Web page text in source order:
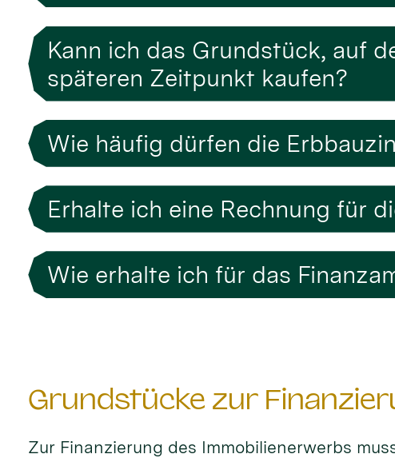
Kann ich das Grundstück, auf
späteren Zeitpunkt kaufen?
Wie häufig dürfen die
Erhalte ich eine Rechnung für
Wie erhalte ich für das
Grundstücke zur
Zur Finanzierung des Immobilienerwerbs